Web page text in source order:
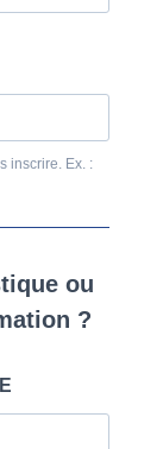
inscrire. Ex. :
ou
?